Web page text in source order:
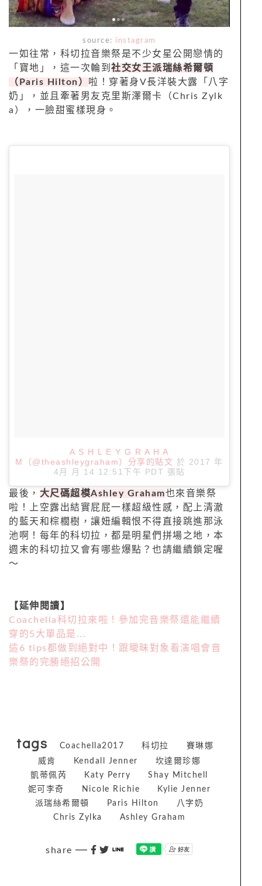
source: instagram
一如往常，科切拉音樂祭是不少女星公開戀情的
「寶地」，這一次輪到 社交女王派瑞絲希爾頓
（Paris Hilton） 啦！穿著身V長洋裝大露「八字
奶」，並且牽著男友克里斯澤爾卡（Chris Zylk
a），一臉甜蜜樣現身。
A S H L E Y G R A H A
M（@theashleygraham）分享的貼文 於 2017 年
4月 月 14 12:51下午 PDT 張貼
最後， 大尺碼超模Ashley Graham也來音樂祭
啦！上空露出結實屁屁一樣超級性感，配上清澈
的藍天和棕櫚樹，讓妞編輯恨不得直接跳進那泳
池啊！每年的科切拉，都是明星們拼場之地，本
週末的科切拉又會有哪些爆點？也請繼續鎖定喔
～
【延伸閱讀】
Coachella科切拉來啦！參加完音樂祭還能繼續
穿的5大單品是...
這6 tips都做到絕對中！跟曖昧對象看演唱會音
樂祭的完勝絕招公開
tags Coachella2017 科切拉
賽琳娜
威肯
Kendall Jenner
坎達爾珍娜
凱蒂佩芮
Katy Perry
Shay Mitchell
妮可李奇
Nicole Richie
Kylie Jenner
派瑞絲希爾頓
Paris Hilton
八字奶
Chris Zylka
Ashley Graham
share